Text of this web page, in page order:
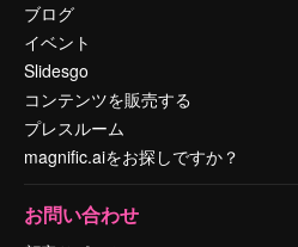
ブログ
イベント
Slidesgo
コンテンツを販売する
プレスルーム
magnific.aiをお探しですか？
お問い合わせ